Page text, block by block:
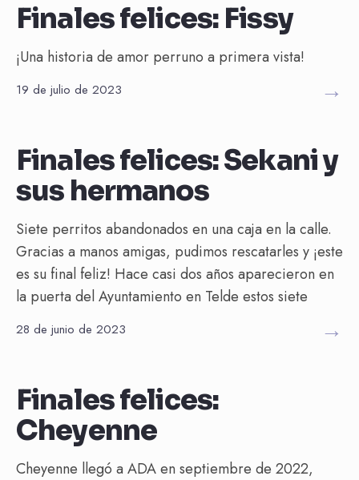
Finales felices: Fissy
¡Una historia de amor perruno a primera vista!
19 de julio de 2023 →
Final feliz
Finales felices: Sekani y
sus hermanos
Siete perritos abandonados en una caja en la calle.
Gracias a manos amigas, pudimos rescatarles y ¡este
es su final feliz! Hace casi dos años aparecieron en
la puerta del Ayuntamiento en Telde estos siete
28 de junio de 2023 →
Final feliz
Finales felices:
Cheyenne
Cheyenne llegó a ADA en septiembre de 2022,